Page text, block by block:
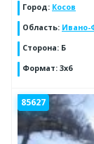
Город: Косов
Область: Ивано-
Сторона: Б
Формат: 3х6
85627